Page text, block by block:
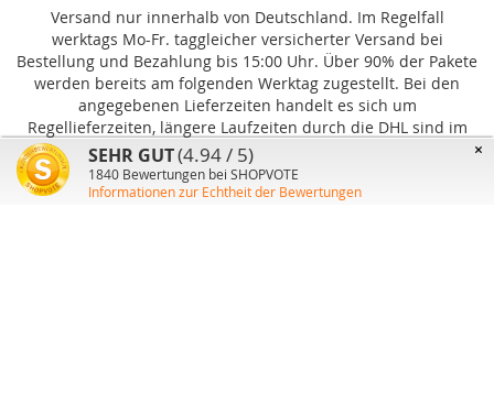
Versand nur innerhalb von Deutschland. Im Regelfall
werktags Mo-Fr. taggleicher versicherter Versand bei
Bestellung und Bezahlung bis 15:00 Uhr. Über 90% der Pakete
werden bereits am folgenden Werktag zugestellt. Bei den
angegebenen Lieferzeiten handelt es sich um
Regellieferzeiten, längere Laufzeiten durch die DHL sind im
Einzelfall möglich und können von uns nicht beeinflusst
werden.
×
SEHR GUT(4.94 / 5)
1840 Bewertungen bei SHOPVOTE
Informationen zur Echtheit der Bewertungen